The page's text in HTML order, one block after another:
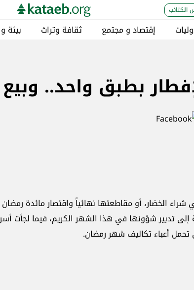
الكتائب
إقتصاد و مجتمع ثقافة وتراث بيئة
بطبق واحد.. وبيع
الخضار، أو مقاطعتها نهائياً واقتصار مائدة
إلى تدبير شؤونها في هذا الشهر الكريم، فيما لجأت
أعباء تكاليف شهر رمضان.